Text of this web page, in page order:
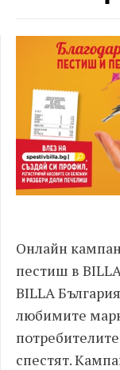
Онлайн
пестиш в
BILLA
любимите
спестят.